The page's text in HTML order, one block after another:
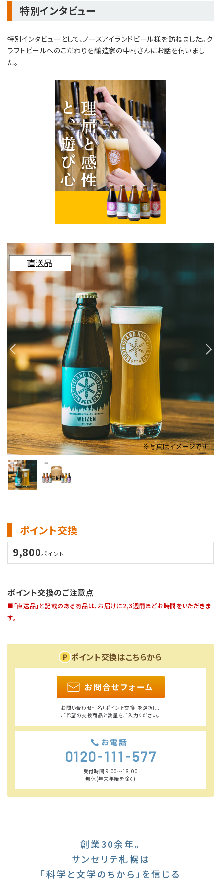
特別インタビュー
特別インタビューとして、ノースアイランドビール様を訪ねました。ク
ラフトビールへのこだわりを醸造家の中村さんにお話を伺いまし
た。
ポイント交換
9,800ポイント
ポイント交換のご注意点
■「直送品」と記載のある商品は、お届けに2,3週間ほどお時間をいただきま
す。
ポイント交換はこちらから
お問い合わせ件名「ポイント交換」を選択し、
ご希望の交換商品と数量をご入力ください。
受付時間 9:00〜18:00
無休(年末年始を除く)
創業30余年。
サンセリテ札幌は
「科学と文学のちから」を信じる